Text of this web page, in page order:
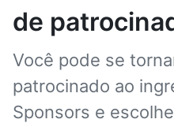
de
Você pode se
patrocinado ao
Sponsors e